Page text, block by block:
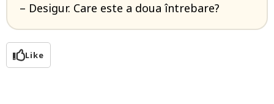
– Desigur. Care este a doua întrebare?
Like